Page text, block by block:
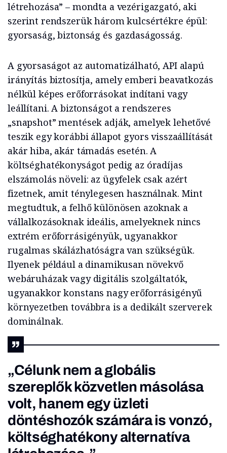
létrehozása” – mondta a vezérigazgató, aki
szerint rendszerük három kulcsértékre épül:
gyorsaság, biztonság és gazdaságosság.
A gyorsaságot az automatizálható, API alapú
irányítás biztosítja, amely emberi beavatkozás
nélkül képes erőforrásokat indítani vagy
leállítani. A biztonságot a rendszeres
„snapshot” mentések adják, amelyek lehetővé
teszik egy korábbi állapot gyors visszaállítását
akár hiba, akár támadás esetén. A
költséghatékonyságot pedig az óradíjas
elszámolás növeli: az ügyfelek csak azért
fizetnek, amit ténylegesen használnak. Mint
megtudtuk, a felhő különösen azoknak a
vállalkozásoknak ideális, amelyeknek nincs
extrém erőforrásigényük, ugyanakkor
rugalmas skálázhatóságra van szükségük.
Ilyenek például a dinamikusan növekvő
webáruházak vagy digitális szolgáltatók,
ugyanakkor konstans nagy erőforrásigényű
környezetben továbbra is a dedikált szerverek
dominálnak.
„Célunk nem a globális
szereplők közvetlen másolása
volt, hanem egy üzleti
döntéshozók számára is vonzó,
költséghatékony alternatíva